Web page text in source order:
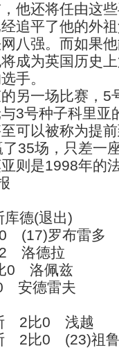
他还将任由这
平了他的外祖
八强。而如果
成为英国历史
手。
一场比赛，5
3号种子科里亚
可以被称为提
35场，只差一
则是1998年的
德(退出)
罗布雷多
洛德拉
0 洛佩兹
德雷夫
2比0 浅越
2比0 (23)祖鲁